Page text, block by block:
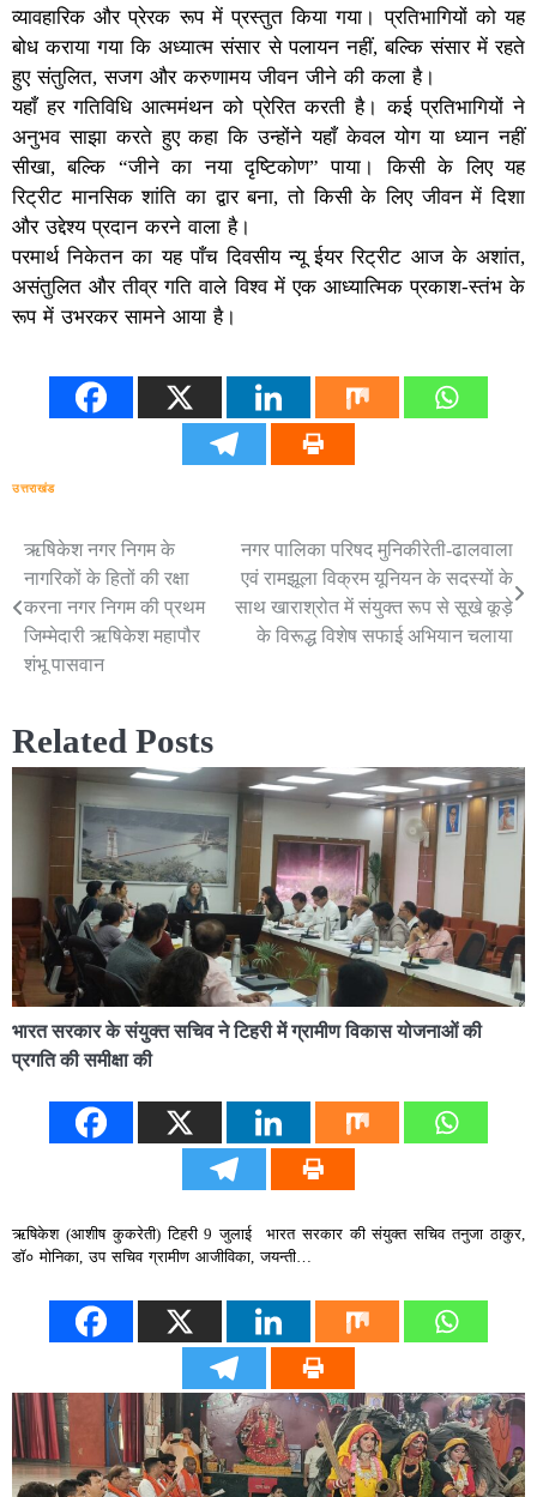
व्यावहारिक और प्रेरक रूप में प्रस्तुत किया गया। प्रतिभागियों को यह
बोध कराया गया कि अध्यात्म संसार से पलायन नहीं, बल्कि संसार में रहते
हुए संतुलित, सजग और करुणामय जीवन जीने की कला है।
यहाँ हर गतिविधि आत्ममंथन को प्रेरित करती है। कई प्रतिभागियों ने
अनुभव साझा करते हुए कहा कि उन्होंने यहाँ केवल योग या ध्यान नहीं
सीखा, बल्कि “जीने का नया दृष्टिकोण” पाया। किसी के लिए यह
रिट्रीट मानसिक शांति का द्वार बना, तो किसी के लिए जीवन में दिशा
और उद्देश्य प्रदान करने वाला है।
परमार्थ निकेतन का यह पाँच दिवसीय न्यू ईयर रिट्रीट आज के अशांत,
असंतुलित और तीव्र गति वाले विश्व में एक आध्यात्मिक प्रकाश-स्तंभ के
रूप में उभरकर सामने आया है।
उत्तराखंड
Post
navigation
ऋषिकेश नगर निगम के
नागरिकों के हितों की रक्षा
करना नगर निगम की प्रथम
जिम्मेदारी ऋषिकेश महापौर
शंभू पासवान
नगर पालिका परिषद मुनिकीरेती-ढालवाला
एवं रामझूला विक्रम यूनियन के सदस्यों के
साथ खाराश्रोत में संयुक्त रूप से सूखे कूड़े
के विरूद्ध विशेष सफाई अभियान चलाया
Related Posts
भारत सरकार के संयुक्त सचिव ने टिहरी में ग्रामीण विकास योजनाओं की
प्रगति की समीक्षा की
ऋषिकेश (आशीष कुकरेती) टिहरी 9 जुलाई भारत सरकार की संयुक्त सचिव तनुजा ठाकुर,
डॉ० मोनिका, उप सचिव ग्रामीण आजीविका, जयन्ती…